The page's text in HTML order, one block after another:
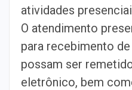
atividades
O atendimento
para recebimento
possam ser
eletrônico, bem